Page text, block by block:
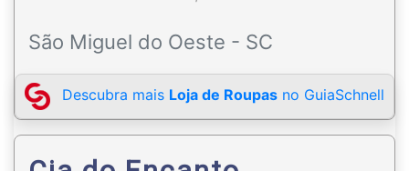
São Miguel do Oeste - SC
Descubra mais Loja de Roupas no GuiaSchnell